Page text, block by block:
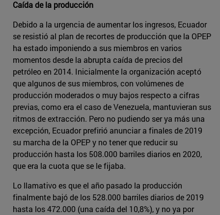
Caída de la producción
Debido a la urgencia de aumentar los ingresos, Ecuador
se resistió al plan de recortes de producción que la OPEP
ha estado imponiendo a sus miembros en varios
momentos desde la abrupta caída de precios del
petróleo en 2014. Inicialmente la organización aceptó
que algunos de sus miembros, con volúmenes de
producción moderados o muy bajos respecto a cifras
previas, como era el caso de Venezuela, mantuvieran sus
ritmos de extracción. Pero no pudiendo ser ya más una
excepción, Ecuador prefirió anunciar a finales de 2019
su marcha de la OPEP y no tener que reducir su
producción hasta los 508.000 barriles diarios en 2020,
que era la cuota que se le fijaba.
Lo llamativo es que el año pasado la producción
finalmente bajó de los 528.000 barriles diarios de 2019
hasta los 472.000 (una caída del 10,8%), y no ya por